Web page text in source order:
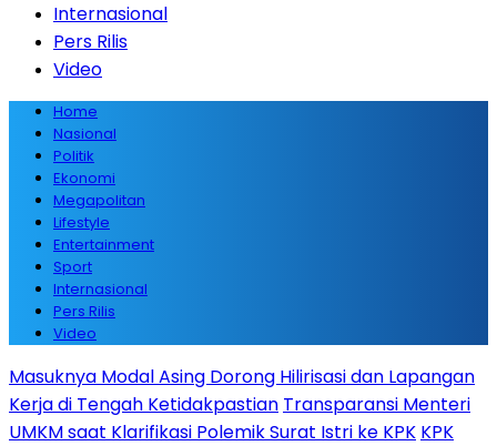
Internasional
Pers Rilis
Video
Home
Nasional
Politik
Ekonomi
Megapolitan
Lifestyle
Entertainment
Sport
Internasional
Pers Rilis
Video
Masuknya Modal Asing Dorong Hilirisasi dan Lapangan
Kerja di Tengah Ketidakpastian Transparansi Menteri
UMKM saat Klarifikasi Polemik Surat Istri ke KPK KPK